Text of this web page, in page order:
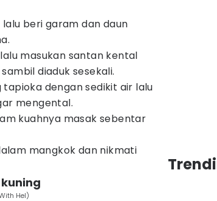
beri garam dan daun
masukan santan kental
diaduk sesekali.
dengan sedikit air lalu
mengental.
kuahnya masak sebentar
mangkok dan nikmati
Hel)